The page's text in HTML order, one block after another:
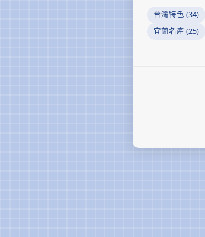
台灣特色 (34)
宜蘭名產 (25)